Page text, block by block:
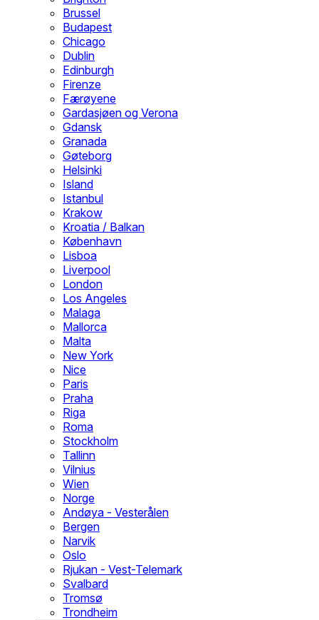
Brussel
Budapest
Chicago
Dublin
Edinburgh
Firenze
Færøyene
Gardasjøen og Verona
Gdansk
Granada
Gøteborg
Helsinki
Island
Istanbul
Krakow
Kroatia / Balkan
København
Lisboa
Liverpool
London
Los Angeles
Malaga
Mallorca
Malta
New York
Nice
Paris
Praha
Riga
Roma
Stockholm
Tallinn
Vilnius
Wien
Norge
Andøya - Vesterålen
Bergen
Narvik
Oslo
Rjukan - Vest-Telemark
Svalbard
Tromsø
Trondheim